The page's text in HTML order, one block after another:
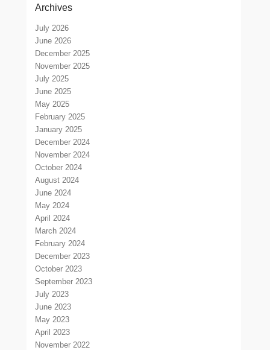
Archives
July 2026
June 2026
December 2025
November 2025
July 2025
June 2025
May 2025
February 2025
January 2025
December 2024
November 2024
October 2024
August 2024
June 2024
May 2024
April 2024
March 2024
February 2024
December 2023
October 2023
September 2023
July 2023
June 2023
May 2023
April 2023
November 2022